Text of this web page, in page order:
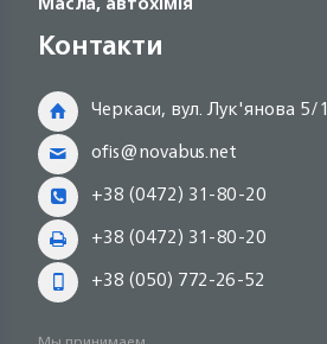
Контакти
Черкаси, вул. Лук'янова 5/1
ofis@novabus.net
+38 (0472) 31-80-20
+38 (0472) 31-80-20
+38 (050) 772-26-52